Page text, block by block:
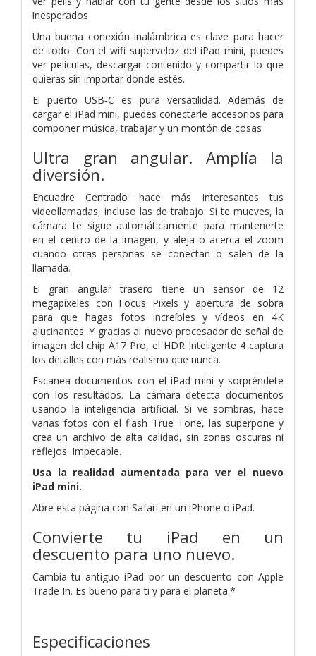
inesperados
Una buena conexión inalámbrica es clave para hacer
de todo. Con el wifi superveloz del iPad mini, puedes
ver películas, descargar contenido y compartir lo que
quieras sin importar donde estés.
El puerto USB‑C es pura versatilidad. Además de
cargar el iPad mini, puedes conectarle accesorios para
componer música, trabajar y un montón de cosas
Ultra gran angular. Amplía la
diversión.
Encuadre Centrado hace más interesantes tus
videollamadas, incluso las de trabajo. Si te mueves, la
cámara te sigue automáticamente para mantenerte
en el centro de la imagen, y aleja o acerca el zoom
cuando otras personas se conectan o salen de la
llamada.
El gran angular trasero tiene un sensor de 12
megapíxeles con Focus Pixels y apertura de sobra
para que hagas fotos increíbles y vídeos en 4K
alucinantes. Y gracias al nuevo procesador de señal de
imagen del chip A17 Pro, el HDR Inteligente 4 captura
los detalles con más realismo que nunca.
Escanea documentos con el iPad mini y sorpréndete
con los resultados. La cámara detecta documentos
usando la inteligencia artificial. Si ve sombras, hace
varias fotos con el flash True Tone, las superpone y
crea un archivo de alta calidad, sin zonas oscuras ni
reflejos. Impecable.
Usa la realidad aumentada para ver el nuevo
iPad mini.
Abre esta página con Safari en un iPhone o iPad.
Convierte tu iPad en un
descuento para uno nuevo.
Cambia tu antiguo iPad por un descuento con Apple
Trade In. Es bueno para ti y para el planeta.*
Especificaciones